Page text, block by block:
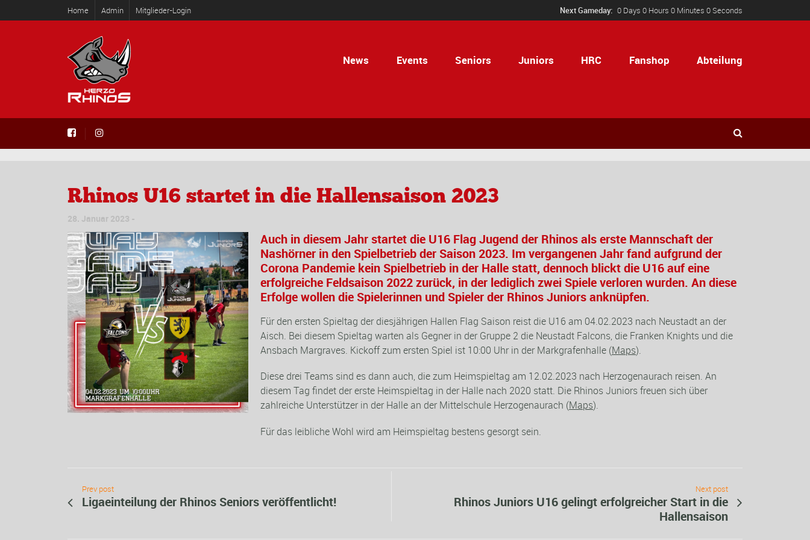
Home Admin Mitglieder-Login Next Gameday: 0 Days 0 Hours 0 Minutes 0 Seconds
News Events Seniors Juniors HRC Fanshop Abteilung
Rhinos U16 startet in die Hallensaison 2023
28. Januar 2023
Auch in diesem Jahr startet die U16 Flag Jugend der Rhinos als erste Mannschaft der
Nashörner in den Spielbetrieb der Saison 2023. Im vergangenen Jahr fand aufgrund der
Corona Pandemie kein Spielbetrieb in der Halle statt, dennoch blickt die U16 auf eine
erfolgreiche Feldsaison 2022 zurück, in der lediglich zwei Spiele verloren wurden. An diese
Erfolge wollen die Spielerinnen und Spieler der Rhinos Juniors anknüpfen.
Für den ersten Spieltag der diesjährigen Hallen Flag Saison reist die U16 am 04.02.2023 nach Neustadt an der
Aisch. Bei diesem Spieltag warten als Gegner in der Gruppe 2 die Neustadt Falcons, die Franken Knights und die
Ansbach Margraves. Kickoff zum ersten Spiel ist 10:00 Uhr in der Markgrafenhalle (Maps).
Diese drei Teams sind es dann auch, die zum Heimspieltag am 12.02.2023 nach Herzogenaurach reisen. An
diesem Tag findet der erste Heimspieltag in der Halle nach 2020 statt. Die Rhinos Juniors freuen sich über
zahlreiche Unterstützer in der Halle an der Mittelschule Herzogenaurach (Maps).
Für das leibliche Wohl wird am Heimspieltag bestens gesorgt sein.
Prev post
Ligaeinteilung der Rhinos Seniors veröffentlicht!
Next post
Rhinos Juniors U16 gelingt erfolgreicher Start in die
Hallensaison